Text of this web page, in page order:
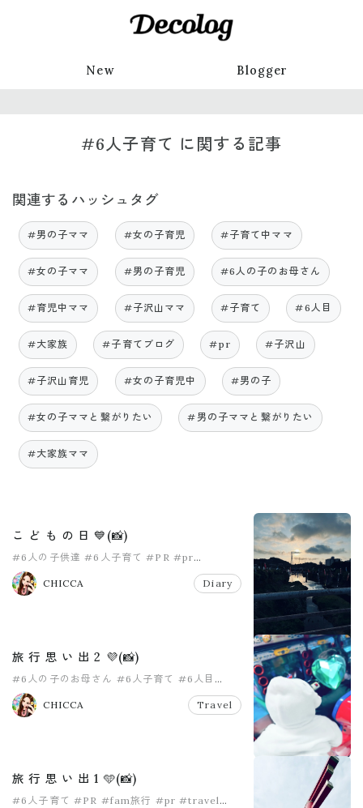
New Blogger
#6人子育て に関する記事
関連するハッシュタグ
#男の子ママ #女の子育児 #子育て中ママ
#女の子ママ #男の子育児 #6人の子のお母さん
#育児中ママ #子沢山ママ #子育て #6人目
#大家族 #子育てブログ #pr #子沢山
#子沢山育児 #女の子育児中 #男の子
#女の子ママと繋がりたい #男の子ママと繋がりたい
#大家族ママ
こ ど も の 日 💙(📸)
#6人の子供達 #6人子育て #PR #pr
#こどもの日
CHICCA
Diary
旅 行 思 い 出 2 💜(📸)
#6人の子のお母さん #6人子育て #6人目
#PR
CHICCA
Travel
旅 行 思 い 出 1 🩵(📸)
#6人子育て #PR #fam旅行 #pr #travel